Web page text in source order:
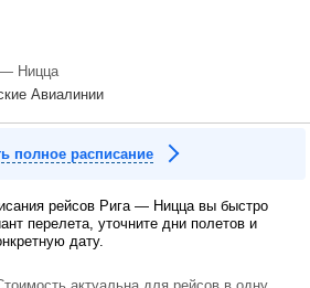
— Ницца
Авиалинии
полное расписание
рейсов Рига — Ницца вы быстро
перелета, уточните дни полетов и
дату.
актуальна для рейсов в одну